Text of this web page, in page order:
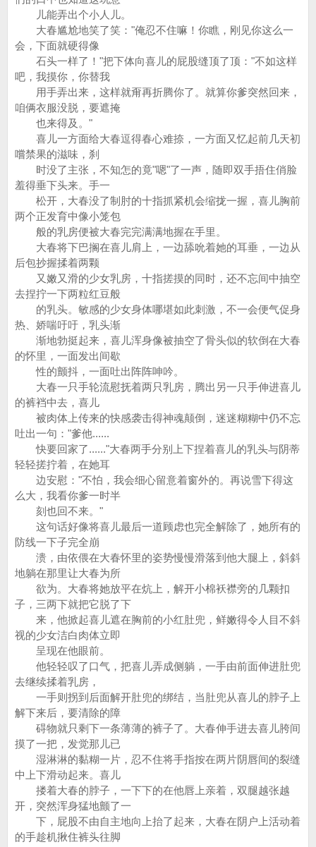
儿能弄出个小人儿。
大春尴尬地笑了笑："俺忍不住嘛！你瞧，刚见你这么一
会，下面就硬得像
石头一样了！"把下体向喜儿的屁股缝顶了顶："不如这样
吧，我摸你，你替我
用手弄出来，这样就甭再折腾你了。就算你爹突然回来，
咱俩衣服没脱，要遮掩
也来得及。"
喜儿一方面给大春逗得春心难捺，一方面又忆起前几天初
嚐禁果的滋味，刹
时没了主张，不知怎的竟"嗯"了一声，随即双手捂住俏脸
羞得垂下头来。手一
松开，大春没了制肘的十指抓紧机会缩拢一握，喜儿胸前
两个正发育中像小笼包
般的乳房便被大春完完满满地握在手里。
大春将下巴搁在喜儿肩上，一边舔吮着她的耳垂，一边从
后包抄握揉着两颗
又嫩又滑的少女乳房，十指搓摸的同时，还不忘间中抽空
去捏拧一下两粒红豆般
的乳头。敏感的少女身体哪堪如此刺激，不一会便气促身
热、娇喘吁吁，乳头渐
渐地勃挺起来，喜儿浑身像被抽空了骨头似的软倒在大春
的怀里，一面发出间歇
性的颤抖，一面吐出阵阵呻吟。
大春一只手轮流慰抚着两只乳房，腾出另一只手伸进喜儿
的裤裆中去，喜儿
被肉体上传来的快感袭击得神魂颠倒，迷迷糊糊中仍不忘
吐出一句："爹他......
快要回家了......"大春两手分别上下捏着喜儿的乳头与阴蒂
轻轻搓拧着，在她耳
边安慰："不怕，我会细心留意着窗外的。再说雪下得这
么大，我看你爹一时半
刻也回不来。"
这句话好像将喜儿最后一道顾虑也完全解除了，她所有的
防线一下子完全崩
溃，由依偎在大春怀里的姿势慢慢滑落到他大腿上，斜斜
地躺在那里让大春为所
欲为。大春将她放平在炕上，解开小棉袄襟旁的几颗扣
子，三两下就把它脱了下
来，他掀起喜儿遮在胸前的小红肚兜，鲜嫩得令人目不斜
视的少女洁白肉体立即
呈现在他眼前。
他轻轻叹了口气，把喜儿弄成侧躺，一手由前面伸进肚兜
去继续揉着乳房，
一手则拐到后面解开肚兜的绑结，当肚兜从喜儿的脖子上
解下来后，要清除的障
碍物就只剩下一条薄薄的裤子了。大春伸手进去喜儿胯间
摸了一把，发觉那儿已
湿淋淋的黏糊一片，忍不住将手指按在两片阴唇间的裂缝
中上下滑动起来。喜儿
搂着大春的脖子，一下下的在他唇上亲着，双腿越张越
开，突然浑身猛地颤了一
下，屁股不由自主地向上抬了起来，大春在阴户上活动着
的手趁机揪住裤头往脚